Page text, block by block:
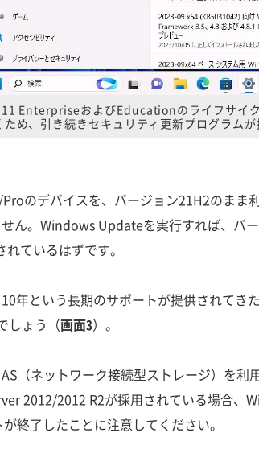
EnterpriseおよびEducationのライフサイ
ため、引き続きセキュリティ更新プログラムが
のデバイスを、バージョン21H2のまま
ん。Windows Updateを実行すれば、バ
ているはずです。
年という長期のサポートが提供されてき
しょう（画面3）。
（ネットワーク接続型ストレージ）を利
2012/2012 R2が採用されている場合、
終了したことに注意してください。